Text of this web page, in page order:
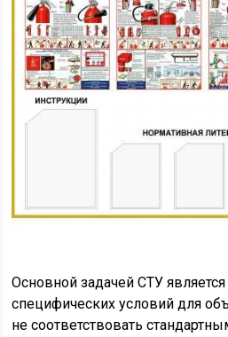
Основной задачей СТУ
специфических условий для
не соответствовать